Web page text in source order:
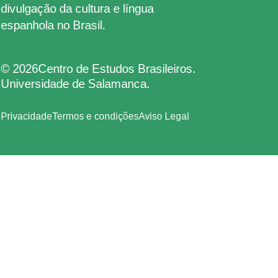
divulgação da cultura e língua
espanhola no Brasil.
© 2026Centro de Estudos Brasileiros.
Universidade de Salamanca.
PrivacidadeTermos e condiçõesAviso Legal